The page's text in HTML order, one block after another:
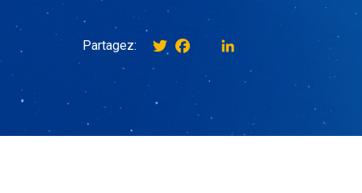
Partagez: TwitterFacebookinstagram